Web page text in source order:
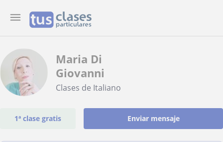
Maria Di
Giovanni
Clases de Italiano
1ª clase gratis Enviar mensaje